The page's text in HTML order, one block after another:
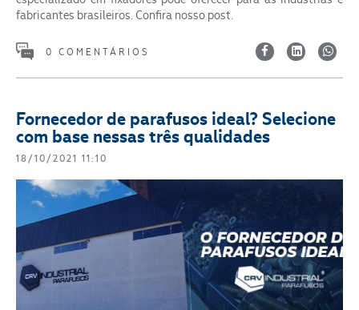
fabricantes brasileiros. Confira nosso post.
0 COMENTÁRIOS
Fornecedor de parafusos ideal? Selecione
com base nessas três qualidades
18/10/2021 11:10